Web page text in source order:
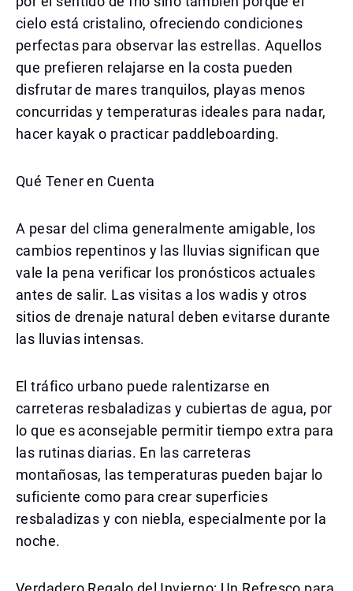
cielo está cristalino, ofreciendo condiciones
perfectas para observar las estrellas. Aquellos
que prefieren relajarse en la costa pueden
disfrutar de mares tranquilos, playas menos
concurridas y temperaturas ideales para nadar,
hacer kayak o practicar paddleboarding.
Qué Tener en Cuenta
A pesar del clima generalmente amigable, los
cambios repentinos y las lluvias significan que
vale la pena verificar los pronósticos actuales
antes de salir. Las visitas a los wadis y otros
sitios de drenaje natural deben evitarse durante
las lluvias intensas.
El tráfico urbano puede ralentizarse en
carreteras resbaladizas y cubiertas de agua, por
lo que es aconsejable permitir tiempo extra para
las rutinas diarias. En las carreteras
montañosas, las temperaturas pueden bajar lo
suficiente como para crear superficies
resbaladizas y con niebla, especialmente por la
noche.